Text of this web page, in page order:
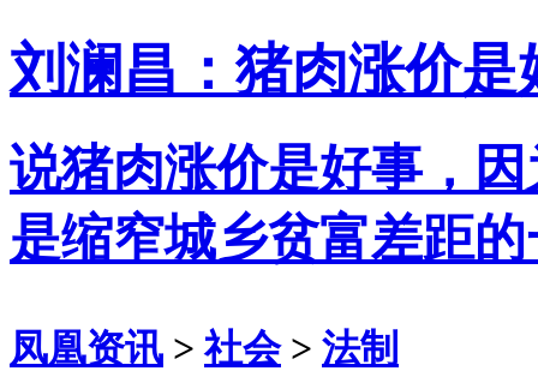
刘澜昌：猪肉涨价是
说猪肉涨价是好事，
是缩窄城乡贫富差距
凤凰资讯 >社会> 法制